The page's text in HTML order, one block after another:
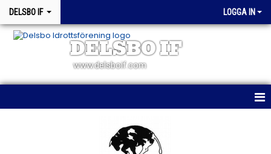
DELSBO IF LOGGA IN
DELSBO IF
www.delsboif.com